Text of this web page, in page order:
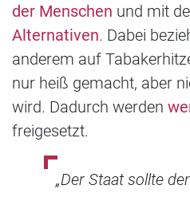
der Menschen und mit
Alternativen. Dabei
anderem auf
nur heiß gemacht, aber
wird. Dadurch werden
freigesetzt.
„Der Staat sollte